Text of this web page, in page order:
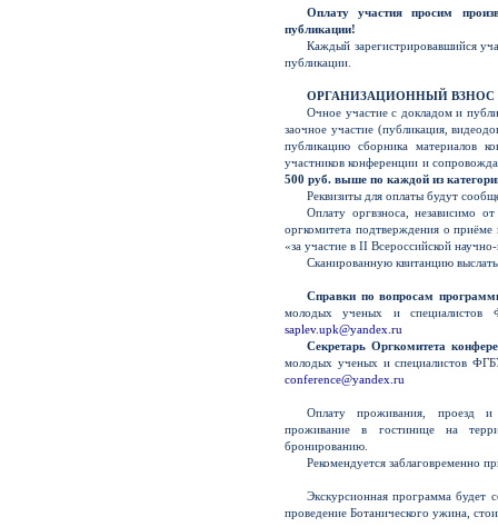
Оплату участия просим
публикации!
Каждый зарегистрировавшийся
публикации.
ОРГАНИЗАЦИОННЫЙ ВЗНОС
Очное участие с докладом и
заочное участие (публикация,
публикацию сборника материалов
участников конференции и
500 руб. выше по каждой из
Реквизиты для оплаты будут
Оплату оргвзноса, независимо
оргкомитета подтверждения о
«за участие в II Всероссийской
Сканированную квитанцию
Справки по вопросам
молодых ученых и
saplev.upk@yandex.ru
Секретарь Оргкомитета
молодых ученых и специалистов
conference@yandex.ru
Оплату проживания, проезд и
проживание в гостинице на
бронированию.
Рекомендуется заблаговременно
Экскурсионная программа будет
проведение Ботанического ужина,